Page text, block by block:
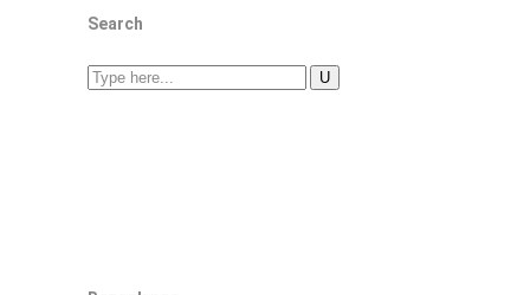
Search